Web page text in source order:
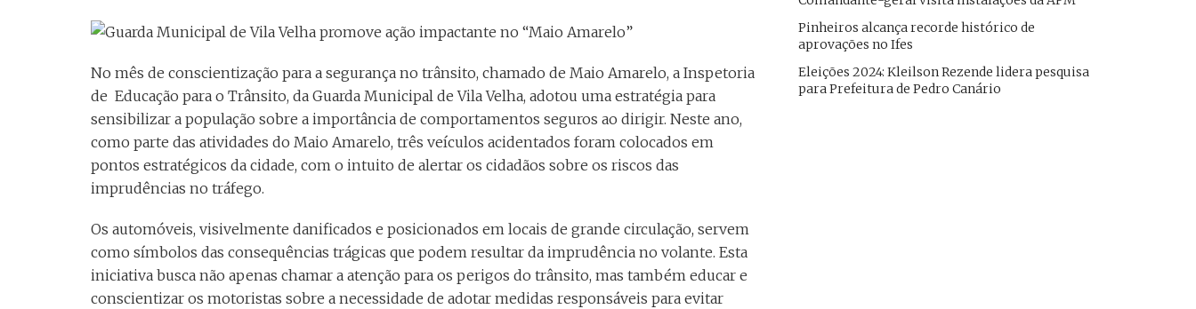
No mês de conscientização para a segurança no trânsito, chamado de Maio Amarelo, a Inspetoria
de Educação para o Trânsito, da Guarda Municipal de Vila Velha, adotou uma estratégia para
sensibilizar a população sobre a importância de comportamentos seguros ao dirigir. Neste ano,
como parte das atividades do Maio Amarelo, três veículos acidentados foram colocados em
pontos estratégicos da cidade, com o intuito de alertar os cidadãos sobre os riscos das
imprudências no tráfego.
Os automóveis, visivelmente danificados e posicionados em locais de grande circulação, servem
como símbolos das consequências trágicas que podem resultar da imprudência no volante. Esta
iniciativa busca não apenas chamar a atenção para os perigos do trânsito, mas também educar e
conscientizar os motoristas sobre a necessidade de adotar medidas responsáveis para evitar
Pinheiros alcança recorde histórico de
aprovações no Ifes
Eleições 2024: Kleilson Rezende lidera pesquisa
para Prefeitura de Pedro Canário